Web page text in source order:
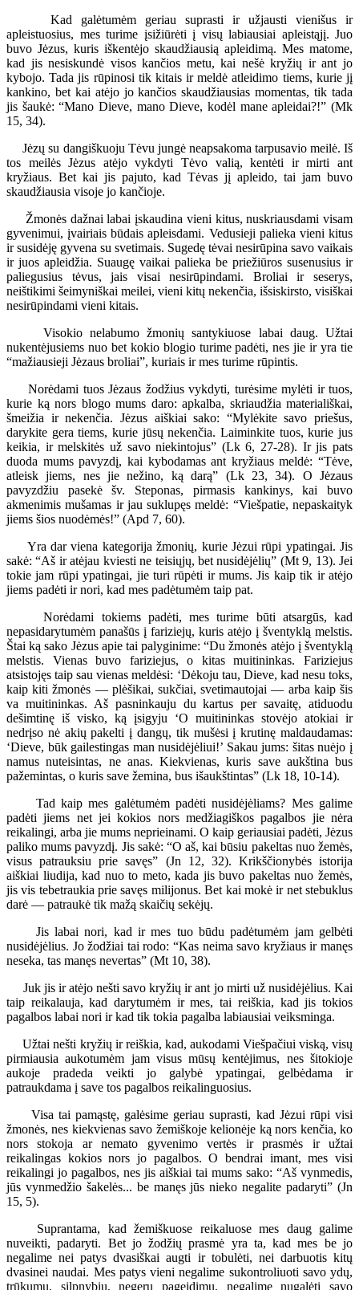
Kad galėtumėm geriau suprasti ir užjausti vienišus ir
apleistuosius, mes turime įsižiūrėti į visų labiausiai apleistąjį. Juo
buvo Jėzus, kuris iškentėjo skaudžiausią apleidimą. Mes matome,
kad jis nesiskundė visos kančios metu, kai nešė kryžių ir ant jo
kybojo. Tada jis rūpinosi tik kitais ir meldė atleidimo tiems, kurie jį
kankino, bet kai atėjo jo kančios skaudžiausias momentas, tik tada
jis šaukė: “Mano Dieve, mano Dieve, kodėl mane apleidai?!” (Mk
15, 34).
Jėzų su dangiškuoju Tėvu jungė neapsakoma tarpusavio meilė. Iš
tos meilės Jėzus atėjo vykdyti Tėvo valią, kentėti ir mirti ant
kryžiaus. Bet kai jis pajuto, kad Tėvas jį apleido, tai jam buvo
skaudžiausia visoje jo kančioje.
Žmonės dažnai labai įskaudina vieni kitus, nuskriausdami visam
gyvenimui, įvairiais būdais apleisdami. Vedusieji palieka vieni kitus
ir susidėję gyvena su svetimais. Sugedę tėvai nesirūpina savo vaikais
ir juos apleidžia. Suaugę vaikai palieka be priežiūros susenusius ir
paliegusius tėvus, jais visai nesirūpindami. Broliai ir seserys,
neištikimi šeimyniškai meilei, vieni kitų nekenčia, išsiskirsto, visiškai
nesirūpindami vieni kitais.
Visokio nelabumo žmonių santykiuose labai daug. Užtai
nukentėjusiems nuo bet kokio blogio turime padėti, nes jie ir yra tie
“mažiausieji Jėzaus broliai”, kuriais ir mes turime rūpintis.
Norėdami tuos Jėzaus žodžius vykdyti, turėsime mylėti ir tuos,
kurie ką nors blogo mums daro: apkalba, skriaudžia materiališkai,
šmeižia ir nekenčia. Jėzus aiškiai sako: “Mylėkite savo priešus,
darykite gera tiems, kurie jūsų nekenčia. Laiminkite tuos, kurie jus
keikia, ir melskitės už savo niekintojus” (Lk 6, 27-28). Ir jis pats
duoda mums pavyzdį, kai kybodamas ant kryžiaus meldė: “Tėve,
atleisk jiems, nes jie nežino, ką darą” (Lk 23, 34). O Jėzaus
pavyzdžiu pasekė šv. Steponas, pirmasis kankinys, kai buvo
akmenimis mušamas ir jau suklupęs meldė: “Viešpatie, nepaskaityk
jiems šios nuodėmės!” (Apd 7, 60).
Yra dar viena kategorija žmonių, kurie Jėzui rūpi ypatingai. Jis
sakė: “Aš ir atėjau kviesti ne teisiųjų, bet nusidėjėlių” (Mt 9, 13). Jei
tokie jam rūpi ypatingai, jie turi rūpėti ir mums. Jis kaip tik ir atėjo
jiems padėti ir nori, kad mes padėtumėm taip pat.
Norėdami tokiems padėti, mes turime būti atsargūs, kad
nepasidarytumėm panašūs į fariziejų, kuris atėjo į šventyklą melstis.
Štai ką sako Jėzus apie tai palyginime: “Du žmonės atėjo į šventyklą
melstis. Vienas buvo fariziejus, o kitas muitininkas. Fariziejus
atsistojęs taip sau vienas meldėsi: ‘Dėkoju tau, Dieve, kad nesu toks,
kaip kiti žmonės — plėšikai, sukčiai, svetimautojai — arba kaip šis
va muitininkas. Aš pasninkauju du kartus per savaitę, atiduodu
dešimtinę iš visko, ką įsigyju ‘O muitininkas stovėjo atokiai ir
nedrįso nė akių pakelti į dangų, tik mušėsi į krutinę maldaudamas:
‘Dieve, būk gailestingas man nusidėjėliui!’ Sakau jums: šitas nuėjo į
namus nuteisintas, ne anas. Kiekvienas, kuris save aukština bus
pažemintas, o kuris save žemina, bus išaukštintas” (Lk 18, 10-14).
Tad kaip mes galėtumėm padėti nusidėjėliams? Mes galime
padėti jiems net jei kokios nors medžiagiškos pagalbos jie nėra
reikalingi, arba jie mums neprieinami. O kaip geriausiai padėti, Jėzus
paliko mums pavyzdį. Jis sakė: “O aš, kai būsiu pakeltas nuo žemės,
visus patrauksiu prie savęs” (Jn 12, 32). Krikščionybės istorija
aiškiai liudija, kad nuo to meto, kada jis buvo pakeltas nuo žemės,
jis vis tebetraukia prie savęs milijonus. Bet kai mokė ir net stebuklus
darė — patraukė tik mažą skaičių sekėjų.
Jis labai nori, kad ir mes tuo būdu padėtumėm jam gelbėti
nusidėjėlius. Jo žodžiai tai rodo: “Kas neima savo kryžiaus ir manęs
neseka, tas manęs nevertas” (Mt 10, 38).
Juk jis ir atėjo nešti savo kryžių ir ant jo mirti už nusidėjėlius. Kai
taip reikalauja, kad darytumėm ir mes, tai reiškia, kad jis tokios
pagalbos labai nori ir kad tik tokia pagalba labiausiai veiksminga.
Užtai nešti kryžių ir reiškia, kad, aukodami Viešpačiui viską, visų
pirmiausia aukotumėm jam visus mūsų kentėjimus, nes šitokioje
aukoje pradeda veikti jo galybė ypatingai, gelbėdama ir
patraukdama į save tos pagalbos reikalinguosius.
Visa tai pamąstę, galėsime geriau suprasti, kad Jėzui rūpi visi
žmonės, nes kiekvienas savo žemiškoje kelionėje ką nors kenčia, ko
nors stokoja ar nemato gyvenimo vertės ir prasmės ir užtai
reikalingas kokios nors jo pagalbos. O bendrai imant, mes visi
reikalingi jo pagalbos, nes jis aiškiai tai mums sako: “Aš vynmedis,
jūs vynmedžio šakelės... be manęs jūs nieko negalite padaryti” (Jn
15, 5).
Suprantama, kad žemiškuose reikaluose mes daug galime
nuveikti, padaryti. Bet jo žodžių prasmė yra ta, kad mes be jo
negalime nei patys dvasiškai augti ir tobulėti, nei darbuotis kitų
dvasinei naudai. Mes patys vieni negalime sukontroliuoti savo ydų,
trūkumų, silpnybių, negerų pageidimų, negalime nugalėti savo